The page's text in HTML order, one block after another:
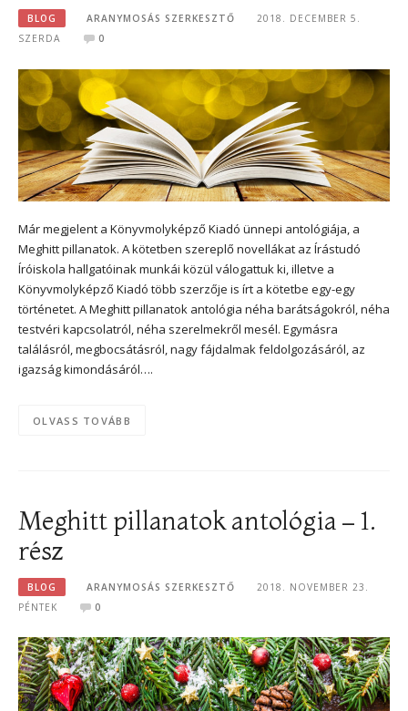
BLOG ARANYMOSÁS SZERKESZTŐ
2018. DECEMBER 5.
SZERDA
0
Már megjelent a Könyvmolyképző Kiadó ünnepi antológiája, a
Meghitt pillanatok. A kötetben szereplő novellákat az Írástudó
Íróiskola hallgatóinak munkái közül válogattuk ki, illetve a
Könyvmolyképző Kiadó több szerzője is írt a kötetbe egy-egy
történetet. A Meghitt pillanatok antológia néha barátságokról, néha
testvéri kapcsolatról, néha szerelmekről mesél. Egymásra
találásról, megbocsátásról, nagy fájdalmak feldolgozásáról, az
igazság kimondásáról….
OLVASS TOVÁBB
Meghitt pillanatok antológia – 1.
rész
BLOG ARANYMOSÁS SZERKESZTŐ
2018. NOVEMBER 23.
PÉNTEK
0